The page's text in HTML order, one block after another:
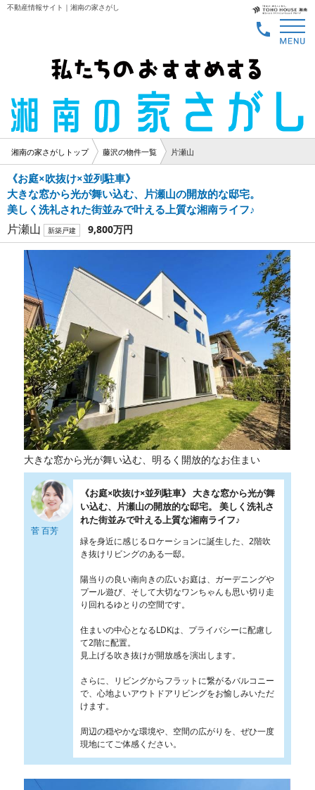
不動産情報サイト｜湘南の家さがし
湘南の家さがしトップ 藤沢の物件一覧 片瀬山
《お庭×吹抜け×並列駐車》
大きな窓から光が舞い込む、片瀬山の開放的な邸宅。
美しく洗礼された街並みで叶える上質な湘南ライフ♪
片瀬山 新築戸建 9,800万円
大きな窓から光が舞い込む、明るく開放的なお住まい
菅 百芳
《お庭×吹抜け×並列駐車》 大きな窓から光が舞
い込む、片瀬山の開放的な邸宅。 美しく洗礼さ
れた街並みで叶える上質な湘南ライフ♪
緑を身近に感じるロケーションに誕生した、2階吹
き抜けリビングのある一邸。
陽当りの良い南向きの広いお庭は、ガーデニングや
プール遊び、そして大切なワンちゃんも思い切り走
り回れるゆとりの空間です。
住まいの中心となるLDKは、プライバシーに配慮し
て2階に配置。
見上げる吹き抜けが開放感を演出します。
さらに、リビングからフラットに繋がるバルコニー
で、心地よいアウトドアリビングをお愉しみいただ
けます。
周辺の穏やかな環境や、空間の広がりを、ぜひ一度
現地にてご体感ください。